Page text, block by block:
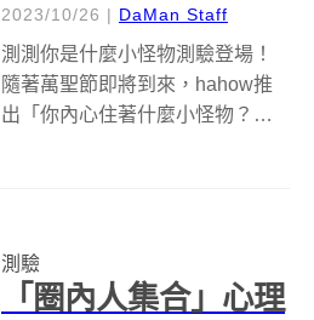
2023/10/26 | DaMan Staff
測測你是什麼小怪物測驗登場！
隨著萬聖節即將到來，hahow推
出「你內心住著什麼小怪物？」
拉出你的人格暗黑特質，以及驅
邪指南。 和...
測驗
「圈內人集合」心理